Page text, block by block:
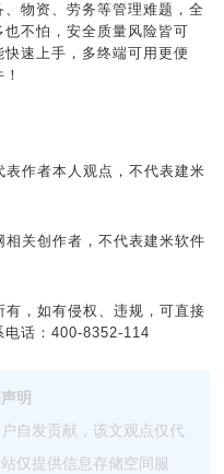
物资、劳务等管理难题，全
不怕，安全质量风险皆可
快速上手，多终端可用更便
作者本人观点，不代表建米
关创作者，不代表建米软件
，如有侵权、违规，可直接
电话：400-8352-114
明
自发贡献，该文观点仅代
仅提供信息存储空间服